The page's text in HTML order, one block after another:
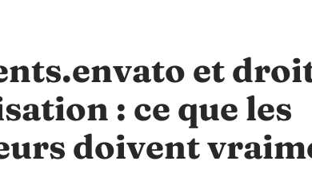
et
: ce que les
doivent